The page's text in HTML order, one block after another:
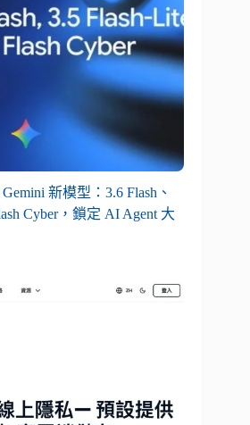
新模型：3.6 Flash、
Cyber，鎖定 AI Agent 大